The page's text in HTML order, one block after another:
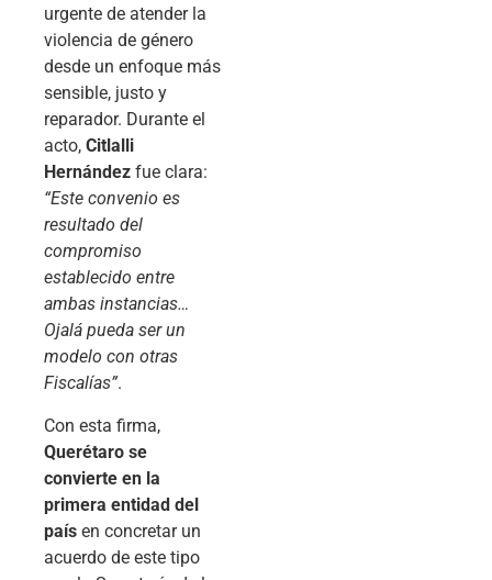
urgente de atender la
violencia de género
desde un enfoque más
sensible, justo y
reparador. Durante el
acto, Citlalli
Hernández fue clara:
“Este convenio es
resultado del
compromiso
establecido entre
ambas instancias…
Ojalá pueda ser un
modelo con otras
Fiscalías”.
Con esta firma,
Querétaro se
convierte en la
primera entidad del
país en concretar un
acuerdo de este tipo